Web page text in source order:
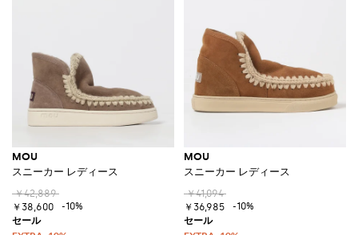
MOU
スニーカー レディース
￥42,889
￥38,600
-10%
MOU
スニーカー レディース
￥41,094
￥36,985
-10%